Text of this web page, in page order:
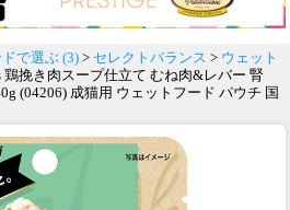
で選ぶ (3) > セレクトバランス > ウェット
鶏挽き肉スープ仕立て むね肉&レバー 腎
(04206) 成猫用 ウェットフード パウチ 国